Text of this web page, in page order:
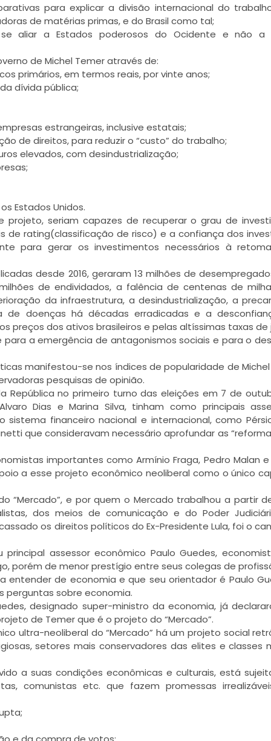
para explicar a divisão internacional do
de matérias primas, e do Brasil como tal;
aliar a Estados poderosos do Ocidente e não a
de Michel Temer através de:
primários, em termos reais, por vinte anos;
dívida pública;
estrangeiras, inclusive estatais;
de direitos, para reduzir o “custo” do trabalho;
elevados, com desindustrialização;
Estados Unidos.
projeto, seriam capazes de recuperar o grau de
de rating(classificação de risco) e a confiança dos
para gerar os investimentos necessários à
desde 2016, geraram 13 milhões de
de endividados, a falência de centenas de
da infraestrutura, a desindustrialização, a
doenças há décadas erradicadas e a
preços dos ativos brasileiros e pelas altíssimas taxas de
a emergência de antagonismos sociais e para o
manifestou-se nos índices de popularidade de
pesquisas de opinião.
República no primeiro turno das eleições em 7 de
Dias e Marina Silva, tinham como principais
sistema financeiro nacional e internacional, como
que consideravam necessário aprofundar as
importantes como Armínio Fraga, Pedro Malan
a esse projeto econômico neoliberal como o único
“Mercado”, e por quem o Mercado trabalhou a partir
dos meios de comunicação e do Poder
os direitos políticos do Ex-Presidente Lula, foi o
assessor econômico Paulo Guedes,
porém de menor prestígio entre seus colegas de
entender de economia e que seu orientador é Paulo
perguntas sobre economia.
designado super-ministro da economia, já
de Temer que é o projeto do “Mercado”.
ultra-neoliberal do “Mercado” há um projeto social
setores mais conservadores das elites e classes
a suas condições econômicas e culturais, está
comunistas etc. que fazem promessas